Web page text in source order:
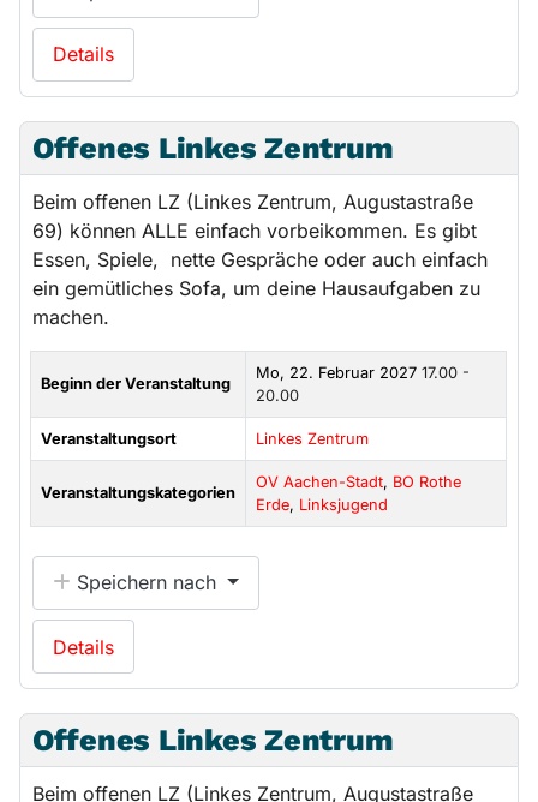
Details
Offenes Linkes Zentrum
Beim offenen LZ (Linkes Zentrum, Augustastraße
69) können ALLE einfach vorbeikommen. Es gibt
Essen, Spiele, nette Gespräche oder auch einfach
ein gemütliches Sofa, um deine Hausaufgaben zu
machen.
Beginn der Veranstaltung
Mo, 22. Februar 202717.00 -
20.00
Veranstaltungsort Linkes Zentrum
Veranstaltungskategorien
OV Aachen-Stadt, BO Rothe
Erde, Linksjugend
Speichern nach
Details
Offenes Linkes Zentrum
Beim offenen LZ (Linkes Zentrum, Augustastraße